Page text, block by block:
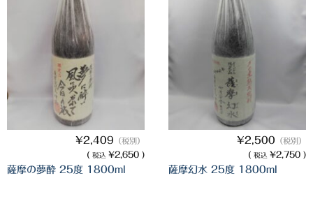
京屋酒造
雲海酒造
配送について
特定商取引法の表記
¥2,409 （税別）
( 税込 ¥2,650 )
薩摩の夢酔 25度 1800ml
¥2,500 （税別）
( 税込 ¥2,750 )
薩摩幻水 25度 1800ml